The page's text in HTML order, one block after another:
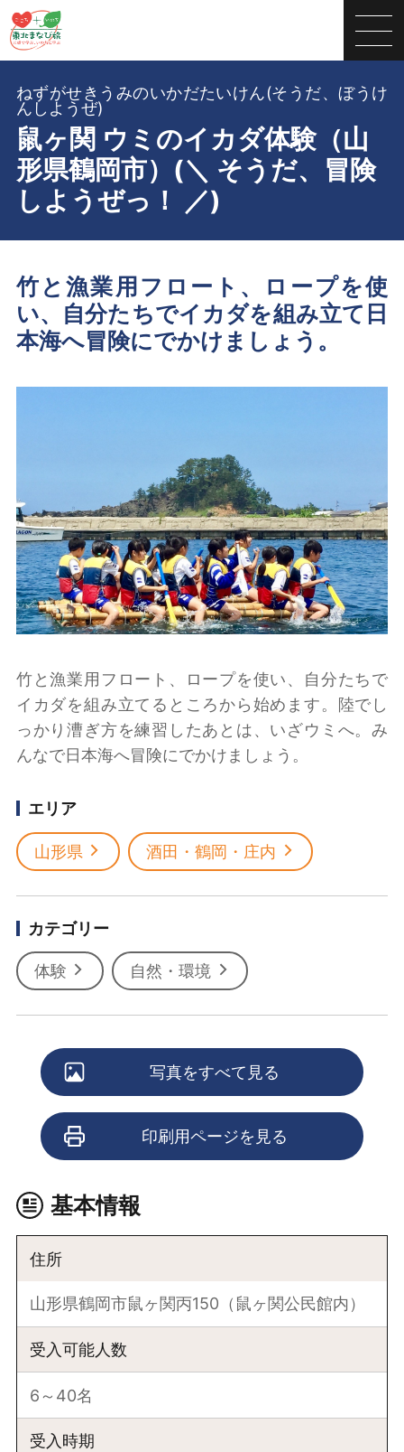
鼠ヶ関 ウミのイカダ体験（山
形県鶴岡市）(＼ そうだ、冒険
しようぜっ！ ／)
ねずがせきうみのいかだたいけん(そうだ、ぼうけ
んしようぜ)
竹と漁業用フロート、ロープを使
い、自分たちでイカダを組み立て日
本海へ冒険にでかけましょう。
竹と漁業用フロート、ロープを使い、自分たちで
イカダを組み立てるところから始めます。陸でし
っかり漕ぎ方を練習したあとは、いざウミへ。み
んなで日本海へ冒険にでかけましょう。
エリア
山形県 酒田・鶴岡・庄内
カテゴリー
体験 自然・環境
写真をすべて見る
印刷用ページを見る
基本情報
住所
山形県鶴岡市鼠ヶ関丙150（鼠ヶ関公民館内）
受入可能人数
6～40名
受入時期